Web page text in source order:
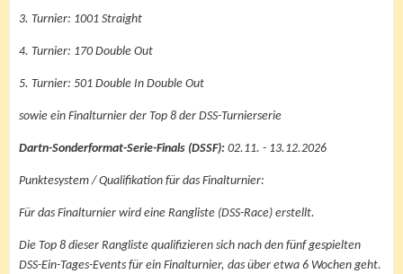
3. Turnier: 1001 Straight
4. Turnier: 170 Double Out
5. Turnier: 501 Double In Double Out
sowie ein Finalturnier der Top 8 der DSS-Turnierserie
Dartn-Sonderformat-Serie-Finals (DSSF): 02.11. - 13.12.2026
Punktesystem / Qualifikation für das Finalturnier:
Für das Finalturnier wird eine Rangliste (DSS-Race) erstellt.
Die Top 8 dieser Rangliste qualifizieren sich nach den fünf gespielten
DSS-Ein-Tages-Events für ein Finalturnier, das über etwa 6 Wochen geht.